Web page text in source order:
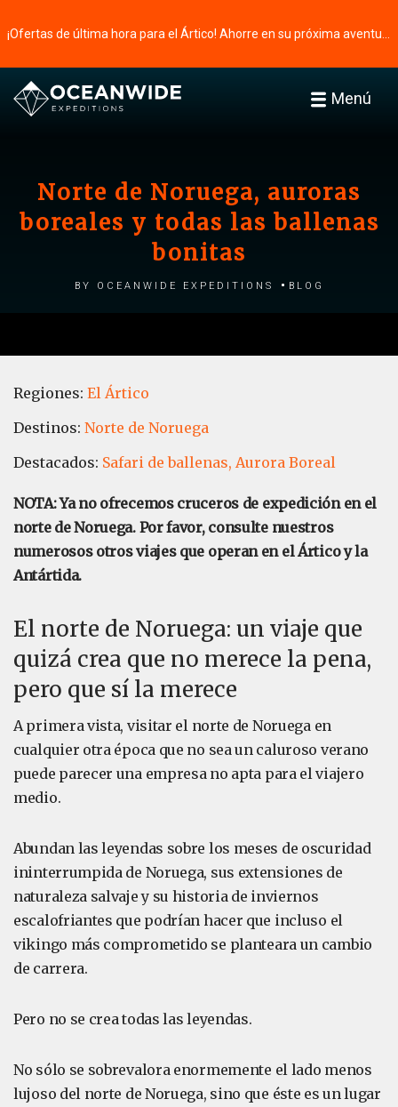
Menú
Norte de Noruega, auroras
boreales y todas las ballenas
bonitas
by Oceanwide Expeditions Blog
Regiones: El Ártico
Destinos: Norte de Noruega
Destacados: Safari de ballenas, Aurora Boreal
NOTA: Ya no ofrecemos cruceros de expedición en el
norte de Noruega. Por favor, consulte nuestros
numerosos otros viajes que operan en el Ártico y la
Antártida.
El norte de Noruega: un viaje que
quizá crea que no merece la pena,
pero que sí la merece
A primera vista, visitar el norte de Noruega en
cualquier otra época que no sea un caluroso verano
puede parecer una empresa no apta para el viajero
medio.
Abundan las leyendas sobre los meses de oscuridad
ininterrumpida de Noruega, sus extensiones de
naturaleza salvaje y su historia de inviernos
escalofriantes que podrían hacer que incluso el
vikingo más comprometido se planteara un cambio
de carrera.
Pero no se crea todas las leyendas.
No sólo se sobrevalora enormemente el lado menos
lujoso del norte de Noruega, sino que éste es un lugar